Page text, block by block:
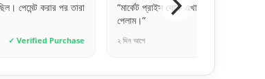
পেমেন্ট করার পর তারা
✓ Verified Purchase
“মার্কেট প্রাইস থেকে এখানে বেশ কম দামে
পেলাম।”
২ দিন আগে